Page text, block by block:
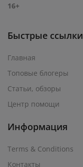
16+
Быстрые ссылки
Главная
Топовые блогеры
Статьи, обзоры
Центр помощи
Информация
Terms & Conditions
Контакты